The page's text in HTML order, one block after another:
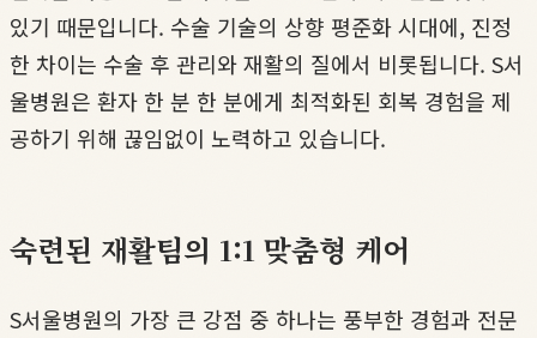
있기 때문입니다. 수술 기술의 상향 평준화 시대에, 진정
한 차이는 수술 후 관리와 재활의 질에서 비롯됩니다. S서
울병원은 환자 한 분 한 분에게 최적화된 회복 경험을 제
공하기 위해 끊임없이 노력하고 있습니다.
숙련된 재활팀의 1:1 맞춤형 케어
S서울병원의 가장 큰 강점 중 하나는 풍부한 경험과 전문